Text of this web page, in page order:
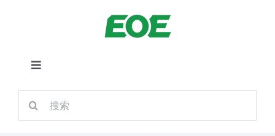
切
换
导
航
首页